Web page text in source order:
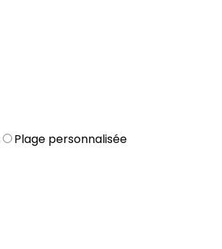
Plage personnalisée